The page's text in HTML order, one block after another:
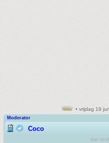
• vrijdag 19
Moderator
Coco
dat